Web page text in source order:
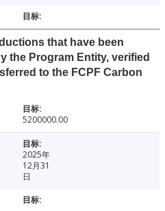
that have been
the Program Entity, verified
to the FCPF Carbon
5200000.00
2025年
12月31
日